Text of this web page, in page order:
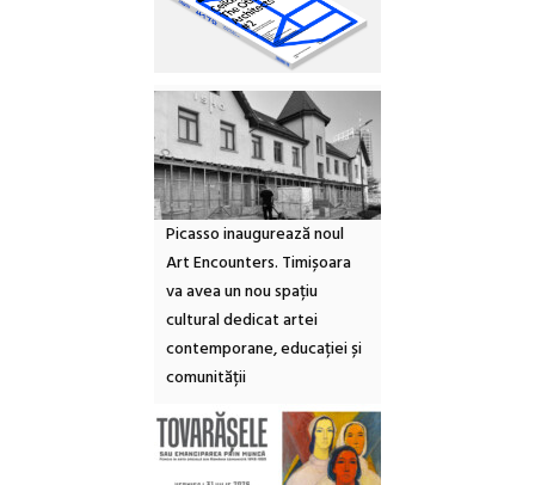
Picasso inaugurează noul
Art Encounters. Timișoara
va avea un nou spațiu
cultural dedicat artei
contemporane, educației și
comunității